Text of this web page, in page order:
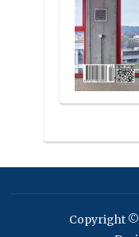
Copyright ©